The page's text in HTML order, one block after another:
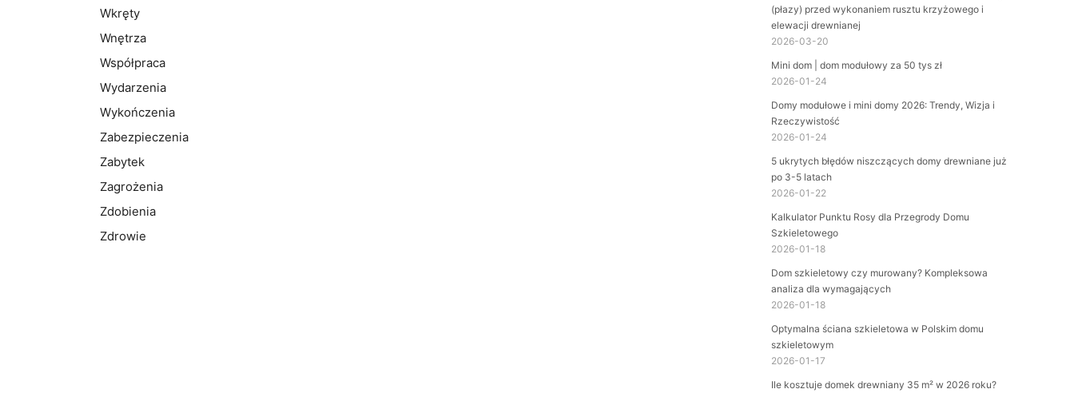
Wkręty
Wnętrza
Współpraca
Wydarzenia
Wykończenia
Zabezpieczenia
Zabytek
Zagrożenia
Zdobienia
Zdrowie
(płazy) przed wykonaniem rusztu krzyżowego i
elewacji drewnianej
2026-03-20
Mini dom | dom modułowy za 50 tys zł
2026-01-24
Domy modułowe i mini domy 2026: Trendy, Wizja i
Rzeczywistość
2026-01-24
5 ukrytych błędów niszczących domy drewniane już
po 3-5 latach
2026-01-22
Kalkulator Punktu Rosy dla Przegrody Domu
Szkieletowego
2026-01-18
Dom szkieletowy czy murowany? Kompleksowa
analiza dla wymagających
2026-01-18
Optymalna ściana szkieletowa w Polskim domu
szkieletowym
2026-01-17
Ile kosztuje domek drewniany 35 m² w 2026 roku?